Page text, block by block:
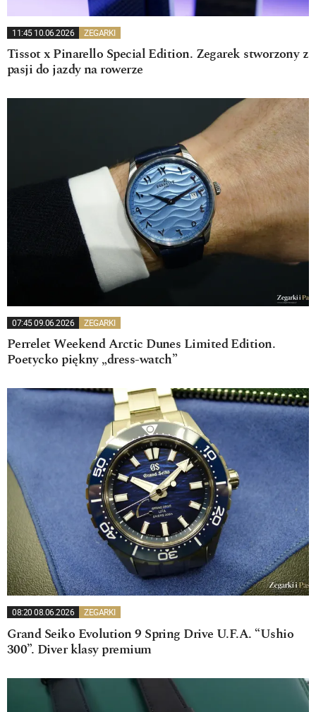
11:45 10.06.2026 ZEGARKI
Tissot x Pinarello Special Edition. Zegarek stworzony z
pasji do jazdy na rowerze
07:45 09.06.2026 ZEGARKI
Perrelet Weekend Arctic Dunes Limited Edition.
Poetycko piękny „dress-watch”
08:20 08.06.2026 ZEGARKI
Grand Seiko Evolution 9 Spring Drive U.F.A. “Ushio
300”. Diver klasy premium